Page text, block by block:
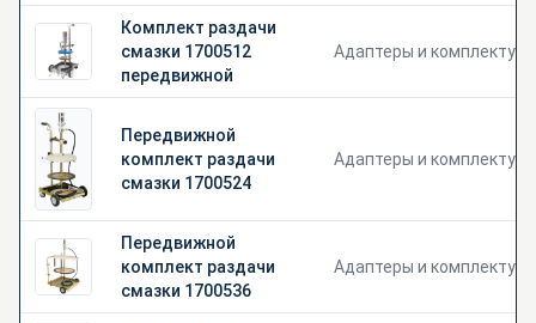
Комплект раздачи
смазки 1700512
передвижной
Адаптеры и
Передвижной
комплект раздачи
смазки 1700524
Адаптеры и
Передвижной
комплект раздачи
смазки 1700536
Адаптеры и